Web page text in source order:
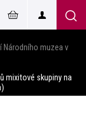
muzea v
mixitové skupiny na